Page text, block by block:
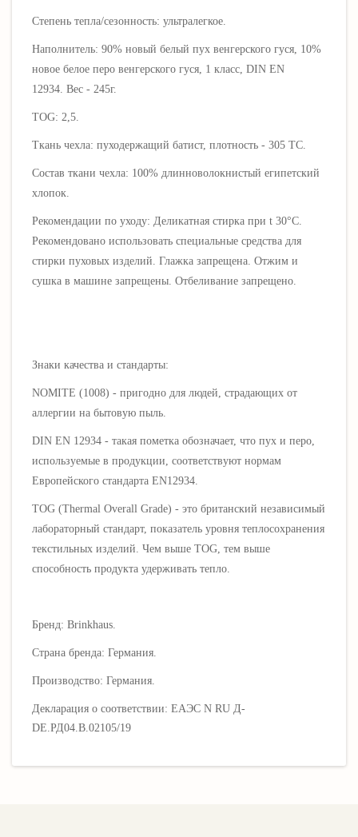
Степень тепла/сезонность: ультралегкое.
Наполнитель: 90% новый белый пух венгерского гуся, 10%
новое белое перо венгерского гуся, 1 класс, DIN EN
12934. Вес - 245г.
TOG: 2,5.
Ткань чехла: пуходержащий батист, плотность - 305 ТС.
Состав ткани чехла: 100% длинноволокнистый египетский
хлопок.
Рекомендации по уходу: Деликатная стирка при t 30°C.
Рекомендовано использовать специальные средства для
стирки пуховых изделий. Глажка запрещена. Отжим и
сушка в машине запрещены. Отбеливание запрещено.
Знаки качества и стандарты:
NOMITE (1008) - пригодно для людей, страдающих от
аллергии на бытовую пыль.
DIN EN 12934 - такая пометка обозначает, что пух и перо,
используемые в продукции, соответствуют нормам
Европейского стандарта EN12934.
TOG (Thermal Overall Grade) - это британский независимый
лабораторный стандарт, показатель уровня теплосохранения
текстильных изделий. Чем выше TOG, тем выше
способность продукта удерживать тепло.
Бренд: Brinkhaus.
Страна бренда: Германия.
Производство: Германия.
Декларация о соответствии: ЕАЭС N RU Д-
DE.РД04.В.02105/19